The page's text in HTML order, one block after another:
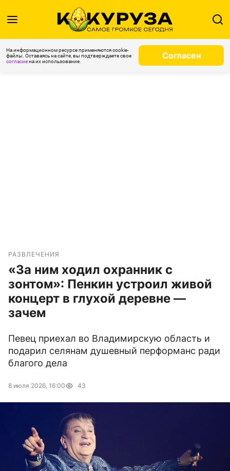
На информационном ресурсе применяются cookie-
файлы. Оставаясь на сайте, вы подтверждаете свое
согласиена их использование.
Согласен
РАЗВЛЕЧЕНИЯ
«За ним ходил охранник с
зонтом»: Пенкин устроил живой
концерт в глухой деревне —
зачем
Певец приехал во Владимирскую область и
подарил селянам душевный перформанс ради
благого дела
8 июля 2026, 16:00 43